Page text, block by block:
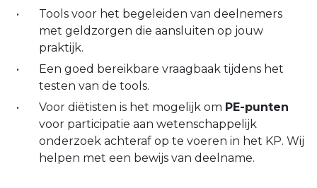
Tools voor het begeleiden van deelnemers
met geldzorgen die aansluiten op jouw
praktijk.
Een goed bereikbare vraagbaak tijdens het
testen van de tools.
Voor diëtisten is het mogelijk om PE-punten
voor participatie aan wetenschappelijk
onderzoek achteraf op te voeren in het KP. Wij
helpen met een bewijs van deelname.